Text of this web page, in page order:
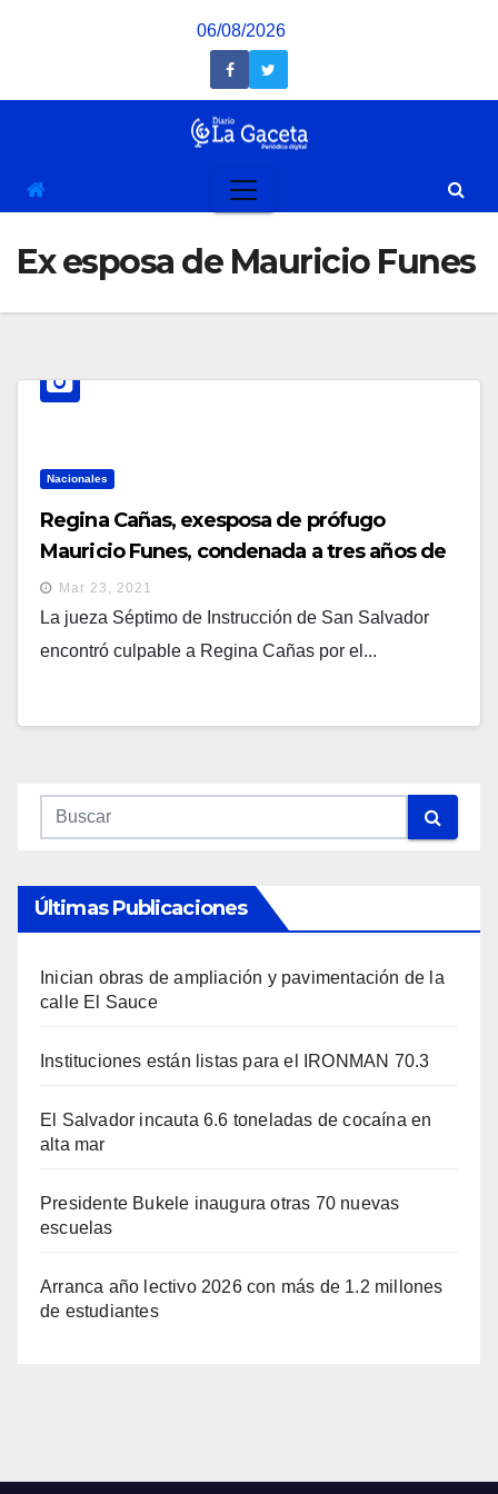
06/08/2026
Ex esposa de Mauricio Funes
Nacionales
Regina Cañas, exesposa de prófugo
Mauricio Funes, condenada a tres años de
cárcel y devolver $95 mil al Estado
Mar 23, 2021
La jueza Séptimo de Instrucción de San Salvador
encontró culpable a Regina Cañas por el...
Últimas Publicaciones
Inician obras de ampliación y pavimentación de la
calle El Sauce
Instituciones están listas para el IRONMAN 70.3
El Salvador incauta 6.6 toneladas de cocaína en
alta mar
Presidente Bukele inaugura otras 70 nuevas
escuelas
Arranca año lectivo 2026 con más de 1.2 millones
de estudiantes